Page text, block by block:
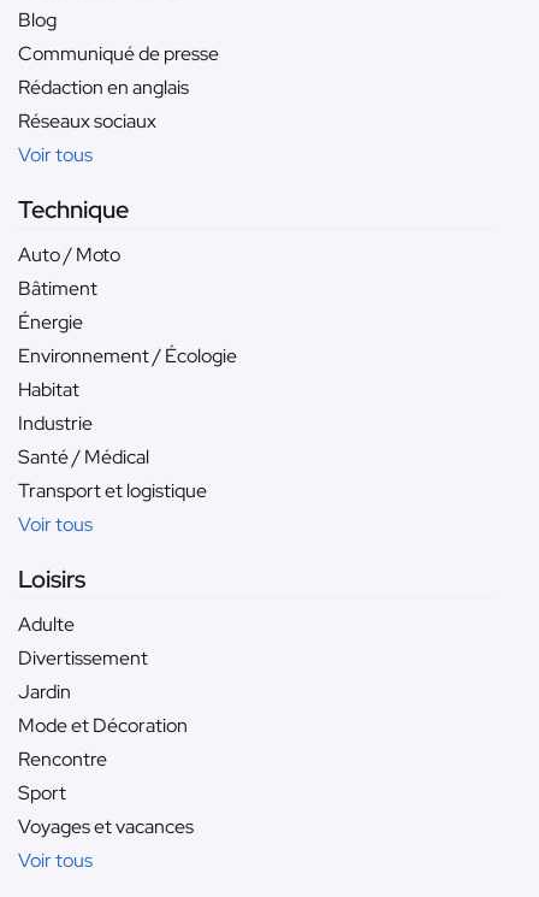
Blog
Communiqué de presse
Rédaction en anglais
Réseaux sociaux
Voir tous
Technique
Auto / Moto
Bâtiment
Énergie
Environnement / Écologie
Habitat
Industrie
Santé / Médical
Transport et logistique
Voir tous
Loisirs
Adulte
Divertissement
Jardin
Mode et Décoration
Rencontre
Sport
Voyages et vacances
Voir tous